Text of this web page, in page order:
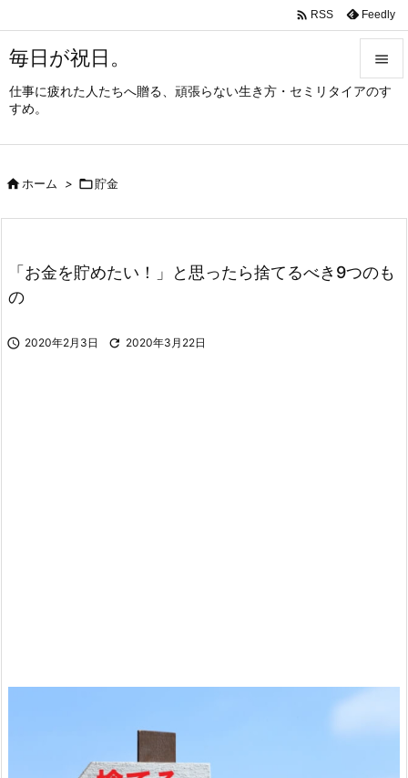
毎日が祝日。
仕事に疲れた人たちへ贈る、頑張らない生き方・セミリタイアのす
すめ。




 RSS Feedly
ホーム > 貯金
「お金を貯めたい！」と思ったら捨てるべき9つのも
の
 2020年2月3日  2020年3月22日